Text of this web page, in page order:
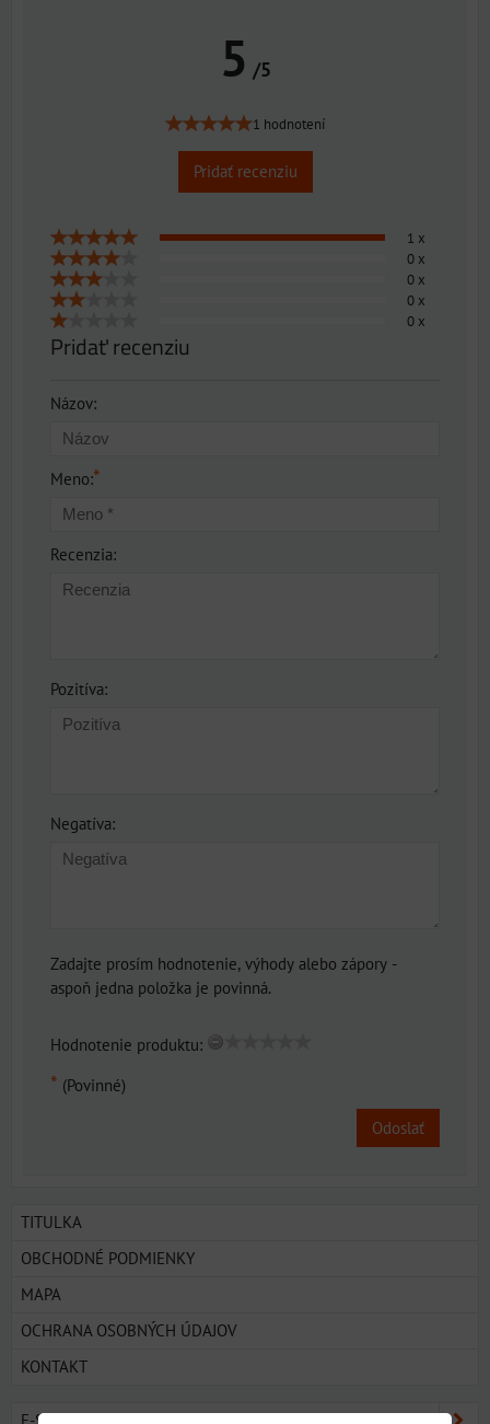
5 /5
1 hodnotení
Pridať recenziu
1 x
0 x
0 x
0 x
0 x
Pridať recenziu
Názov:
Meno:*
Recenzia:
Pozitíva:
Negatíva:
Zadajte prosím hodnotenie, výhody alebo zápory -
aspoň jedna položka je povinná.
Hodnotenie produktu:
* (Povinné)
Odoslať
TITULKA
OBCHODNÉ PODMIENKY
MAPA
OCHRANA OSOBNÝCH ÚDAJOV
KONTAKT